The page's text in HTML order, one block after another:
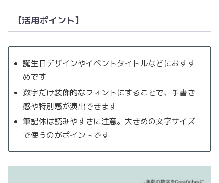
【活用ポイント】
誕生日デザインやイベントタイトルなどにおすす
めです
数字だけ装飾的なフォントにすることで、手書き
感や特別感が演出できます
筆記体は読みやすさに注意。大きめの文字サイズ
で使うのがポイントです